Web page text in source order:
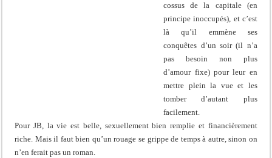
cossus de la capitale (en
principe inoccupés), et c’est
là qu’il emmène ses
conquêtes d’un soir (il n’a
pas besoin non plus
d’amour fixe) pour leur en
mettre plein la vue et les
tomber d’autant plus
facilement.
Pour JB, la vie est belle, sexuellement bien remplie et financièrement
riche. Mais il faut bien qu’un rouage se grippe de temps à autre, sinon on
n’en ferait pas un roman.